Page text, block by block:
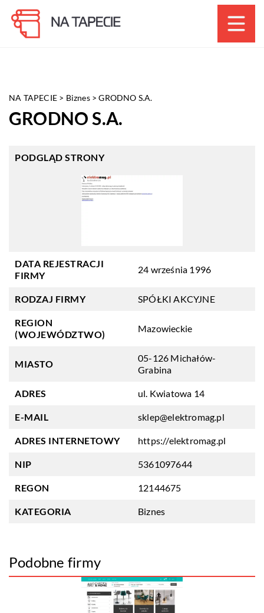
NA TAPECIE > Biznes>GRODNO S.A.
GRODNO S.A.
PODGLĄD STRONY
DATA REJESTRACJI
FIRMY
24 września 1996
RODZAJ FIRMY SPÓŁKI AKCYJNE
REGION
(WOJEWÓDZTWO)
Mazowieckie
MIASTO
05-126 Michałów-
Grabina
ADRES ul. Kwiatowa 14
E-MAIL sklep@elektromag.pl
ADRES INTERNETOWY https://elektromag.pl
NIP 5361097644
REGON 12144675
KATEGORIA Biznes
Podobne firmy